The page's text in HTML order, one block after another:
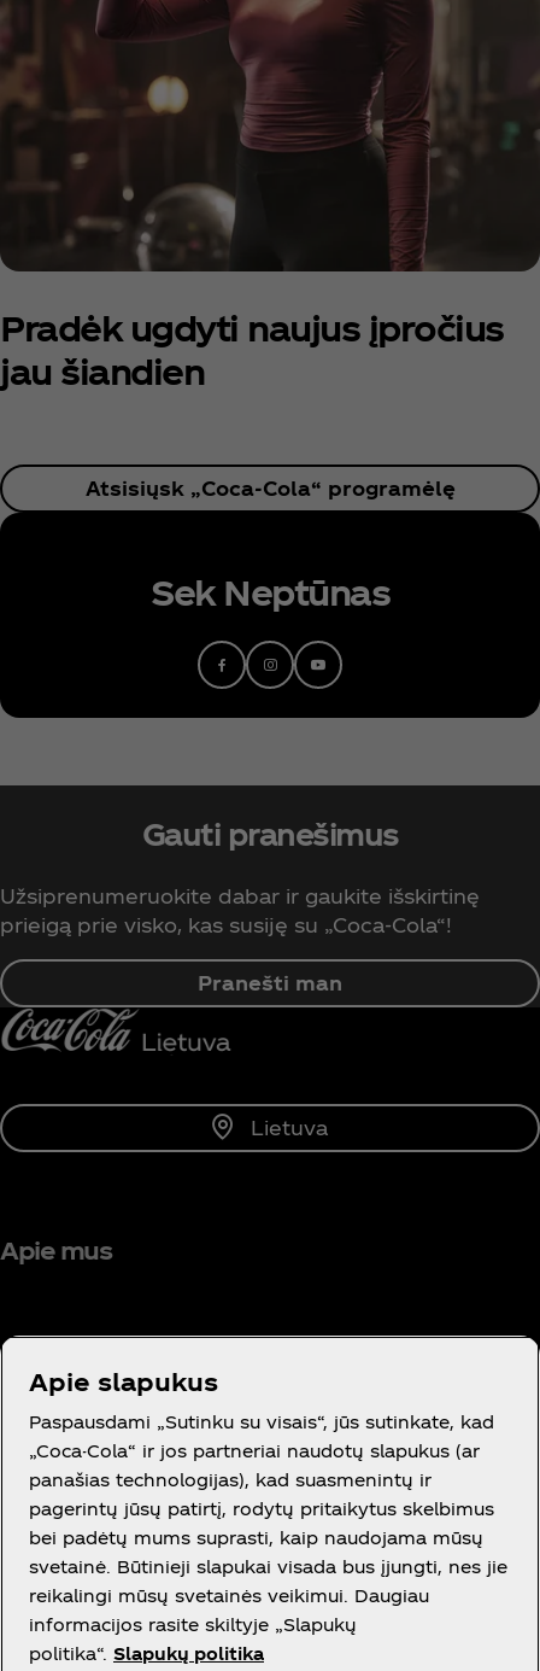
Pradėk ugdyti naujus įpročius
jau šiandien
Atsisiųsk „Coca‑Cola“ programėlę
Sek Neptūnas
Gauti pranešimus
Užsiprenumeruokite dabar ir gaukite išskirtinę
prieigą prie visko, kas susiję su „Coca‑Cola“!
Pranešti man
Lietuva
Apie mus
Reikia pagalbos?
Teisinė informacija
Apie slapukus
Paspausdami „Sutinku su visais“, jūs sutinkate, kad
„Coca-Cola“ ir jos partneriai naudotų slapukus (ar
panašias technologijas), kad suasmenintų ir
pagerintų jūsų patirtį, rodytų pritaikytus skelbimus
bei padėtų mums suprasti, kaip naudojama mūsų
svetainė. Būtinieji slapukai visada bus įjungti, nes jie
reikalingi mūsų svetainės veikimui. Daugiau
informacijos rasite skiltyje „Slapukų
politika“. Slapukų politika